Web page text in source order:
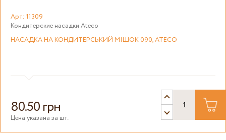
Арт: 11309
Кондитерские насадки Ateco
НАСАДКА НА КОНДИТЕРСЬКИЙ МІШОК 090, ATECO
80.50 грн
Цена указана за шт.